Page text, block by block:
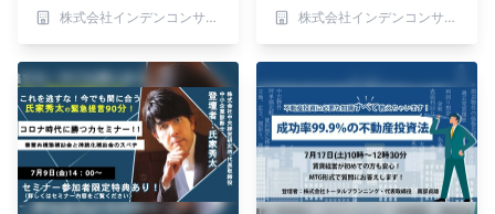
株式会社インデンコンサルティング
株式会社インデンコンサルティング